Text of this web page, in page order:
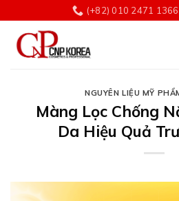
đến
dung
(+82) 010 2471 1366
NGUYÊN LIỆU MỸ
Màng Lọc Chống
Da Hiệu Quả